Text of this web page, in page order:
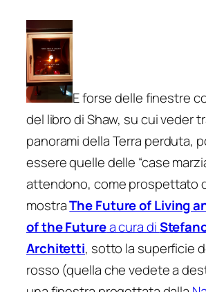
E forse delle finestre
del libro di Shaw, su cui veder
panorami della Terra perduta,
essere quelle delle “case
attendono, come prospettato
mostraThe Future of Living
of the Futurea cura di
Architetti, sotto la superficie
rosso (quella che vedete a